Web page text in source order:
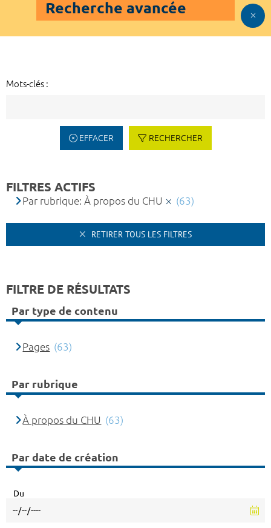
Recherche avancée
Mots-clés :
EFFACER RECHERCHER
FILTRES ACTIFS
Par rubrique: À propos du CHU (63)
RETIRER TOUS LES FILTRES
FILTRE DE RÉSULTATS
Par type de contenu
Pages (63)
Par rubrique
À propos du CHU (63)
Par date de création
Du